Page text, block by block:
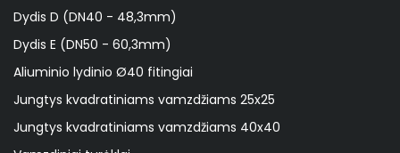
Dydis D (DN40 - 48,3mm)
Dydis E (DN50 - 60,3mm)
Aliuminio lydinio Ø40 fitingiai
Jungtys kvadratiniams vamzdžiams 25x25
Jungtys kvadratiniams vamzdžiams 40x40